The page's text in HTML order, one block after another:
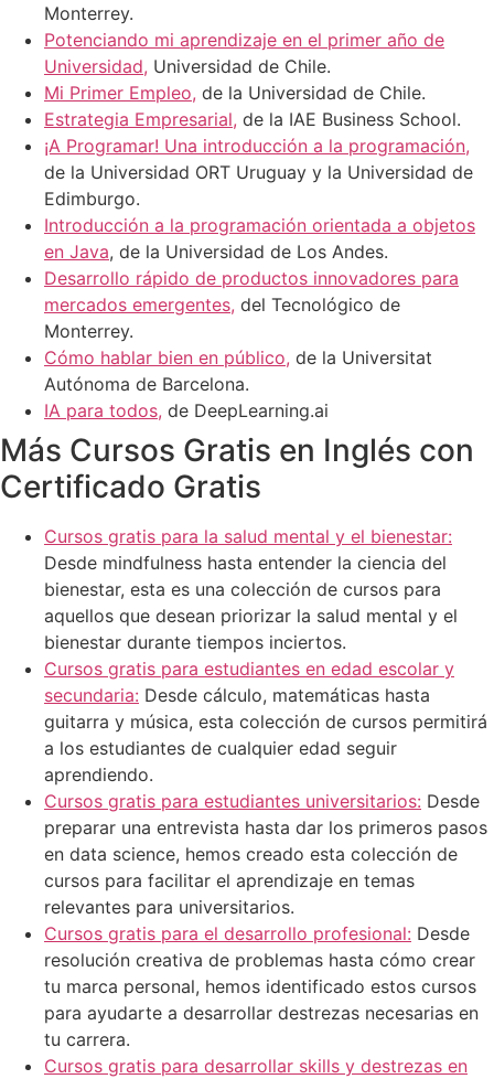
Monterrey.
Potenciando mi aprendizaje en el primer año de
Universidad, Universidad de Chile.
Mi Primer Empleo, de la Universidad de Chile.
Estrategia Empresarial, de la IAE Business School.
¡A Programar! Una introducción a la programación,
de la Universidad ORT Uruguay y la Universidad de
Edimburgo.
Introducción a la programación orientada a objetos
en Java, de la Universidad de Los Andes.
Desarrollo rápido de productos innovadores para
mercados emergentes, del Tecnológico de
Monterrey.
Cómo hablar bien en público, de la Universitat
Autónoma de Barcelona.
IA para todos, de DeepLearning.ai
Más Cursos Gratis en Inglés con
Certificado Gratis
Cursos gratis para la salud mental y el bienestar:
Desde mindfulness hasta entender la ciencia del
bienestar, esta es una colección de cursos para
aquellos que desean priorizar la salud mental y el
bienestar durante tiempos inciertos.
Cursos gratis para estudiantes en edad escolar y
secundaria: Desde cálculo, matemáticas hasta
guitarra y música, esta colección de cursos permitirá
a los estudiantes de cualquier edad seguir
aprendiendo.
Cursos gratis para estudiantes universitarios: Desde
preparar una entrevista hasta dar los primeros pasos
en data science, hemos creado esta colección de
cursos para facilitar el aprendizaje en temas
relevantes para universitarios.
Cursos gratis para el desarrollo profesional: Desde
resolución creativa de problemas hasta cómo crear
tu marca personal, hemos identificado estos cursos
para ayudarte a desarrollar destrezas necesarias en
tu carrera.
Cursos gratis para desarrollar skills y destrezas en